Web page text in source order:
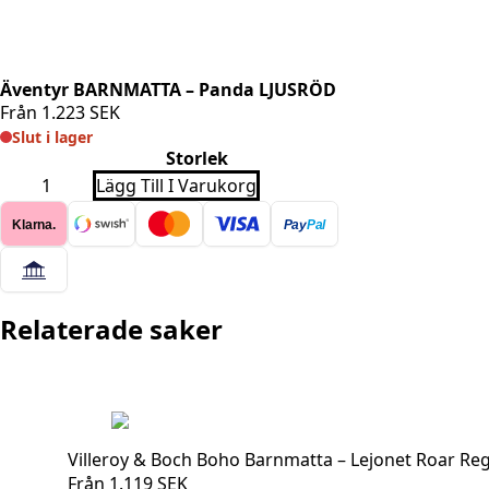
Äventyr BARNMATTA – Panda LJUSRÖD
Från 1.223SEK
Slut i lager
Storlek
Äventyr
BARNMATTA
-
Panda
LJUSRÖD
mängd
Lägg Till I Varukorg
Klarna. PayPal
Relaterade saker
Villeroy & Boch Boho Barnmatta – Lejonet Roar
Från 1.119SEK